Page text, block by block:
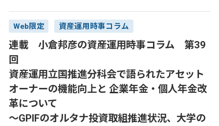
Web限定 資産運用時事コラム
連載 小倉邦彦の資産運用時事コラム 第39
回
資産運用立国推進分科会で語られたアセット
オーナーの機能向上と 企業年金・個人年金改
革について
～GPIFのオルタナ投資取組推進状況、大学の